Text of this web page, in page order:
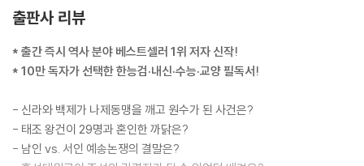
을 권했는데 을파소가 이를 이런 말로 거절합니다.
“신은 둔하고 느려서 엄명을 감당할 수 없으니 어진 사람을 뽑아 높은 관직
농사짓던 을파소가 왕을 도와 난국을 돌파하려면 장관 정도의 직책으론 어
림도 없었지요. 그의 속마음을 눈치챈 고국천왕은 을파소를 국상에 임명하
고, 국상을 따르지 않으면 전부 멸족시키겠다고 엄명을 내렸습니다. 이로
출판사 리뷰
* 출간 즉시 역사 분야 베스트셀러 1위 저자 신작!
* 10만 독자가 선택한 한능검·내신·수능·교양 필독서!
- 신라와 백제가 나제동맹을 깨고 원수가 된 사건은?
- 태조 왕건이 29명과 혼인한 까닭은?
- 남인 vs. 서인 예송논쟁의 결말은?